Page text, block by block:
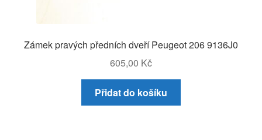
Zámek pravých předních dveří Peugeot 206 9136J0
605,00 Kč
Přidat do košíku